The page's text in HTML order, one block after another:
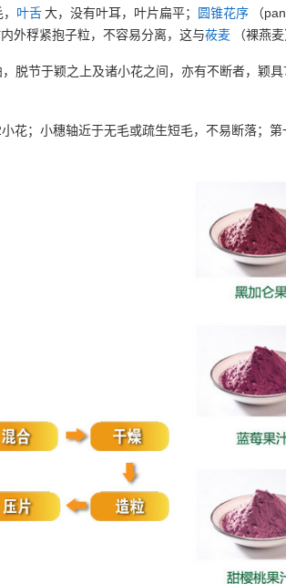
叶舌 大，没有叶耳，叶片扁平； 圆锥花序 （
外稃紧抱子粒，不容易分离，这与莜麦 （裸燕
脱节于颖之上及诸小花之间，亦有不断者，颖具
小花；小穗轴近于无毛或疏生短毛，不易断落；